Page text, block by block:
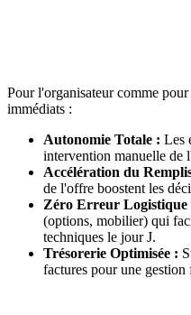
Pour l'organisateur comme
immédiats :
Autonomie Totale : Les
intervention manuelle de
Accélération du
de l'offre boostent les
Zéro Erreur Logistique
(options, mobilier) qui
techniques le jour J.
Trésorerie Optimisée :
factures pour une